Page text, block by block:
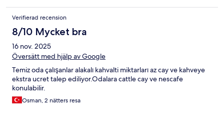
Verifierad recension
8/10 Mycket bra
16 nov. 2025
Översätt med hjälp av Google
Temiz oda çalışanlar alakalı kahvalti miktarları az cay ve kahveye
ekstra ucret talep ediliyor.Odalara cattle cay ve nescafe
konulabilir.
Osman, 2 nätters resa